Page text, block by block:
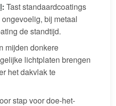
: Tast standaardcoatings
bij metaal
de standtijd.
mijden donkere
lichtplaten brengen
het dakvlak te
stap voor doe-het-